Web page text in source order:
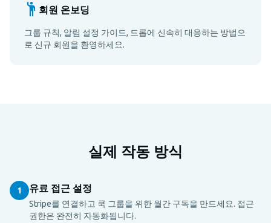
회원 온보딩
그룹 규칙, 알림 설정 가이드, 드롭에 신속히 대응하는 방법으
로 신규 회원을 환영하세요.
실제 작동 방식
1 유료 접근 설정
Stripe를 연결하고 쿡 그룹을 위한 월간 구독을 만드세요. 접근
권한은 완전히 자동화됩니다.